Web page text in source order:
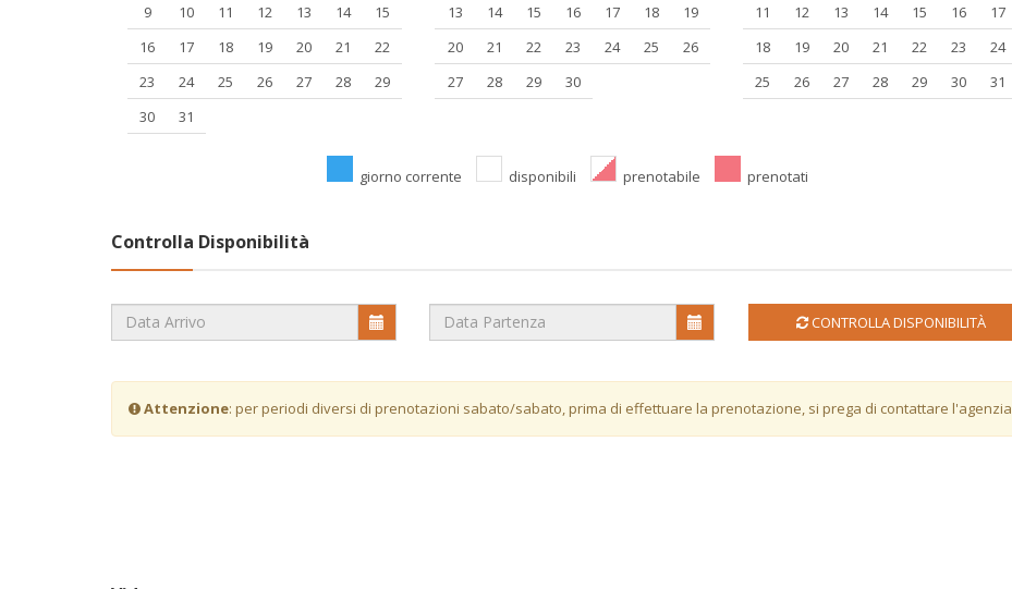
9
10 11 12 13 14
15
16
17 18 19 20 21
22
23
24 25 26 27 28
29
30
31
13
14 15 16 17 18
19
20
21 22 23 24 25
26
27
28 29 30
11
12 13 14 15 16
17
18
19 20 21 22 23
24
25
26 27 28 29 30 31
giorno corrente disponibili prenotabile prenotati
Controlla Disponibilità
CONTROLLA DISPONIBILITÀ
Attenzione: per periodi diversi di prenotazioni sabato/sabato, prima di effettuare la prenotazione, si prega di contattare l'agenzia